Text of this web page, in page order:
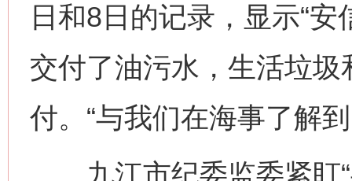
日和8日的记录，显示“安
交付了油污水，生活垃
付。“与我们在海事了解
九江市纪委监委紧盯“